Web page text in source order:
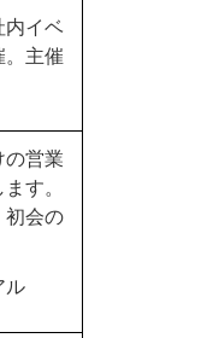
内イベ
。主催
営業
す。
初会の
ル